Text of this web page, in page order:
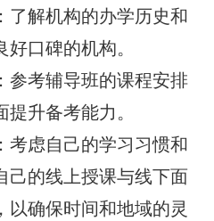
：了解机构的办学历史和
口碑的机构。
：参考辅导班的课程安排
升备考能力。
考虑自己的学习习惯和
己的线上授课与线下面
以确保时间和地域的灵